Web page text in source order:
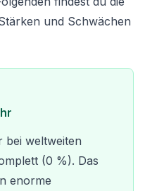
und Schwächen
bei weltweiten
(0 %). Das
enorme